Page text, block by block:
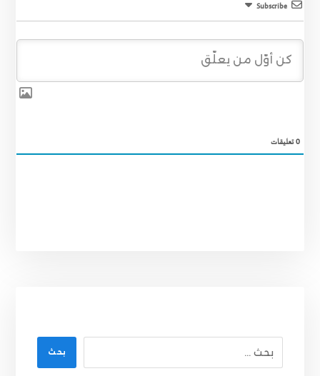
Subscribe
0تعليقات
بحث